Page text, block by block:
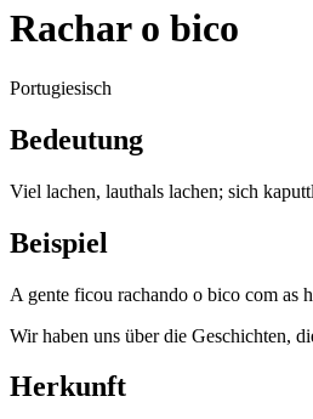
Rachar o bico
Portugiesisch
Bedeutung
Viel lachen, lauthals lachen; sich
Beispiel
A gente ficou rachando o bico com as
Wir haben uns über die Geschichten,
Herkunft